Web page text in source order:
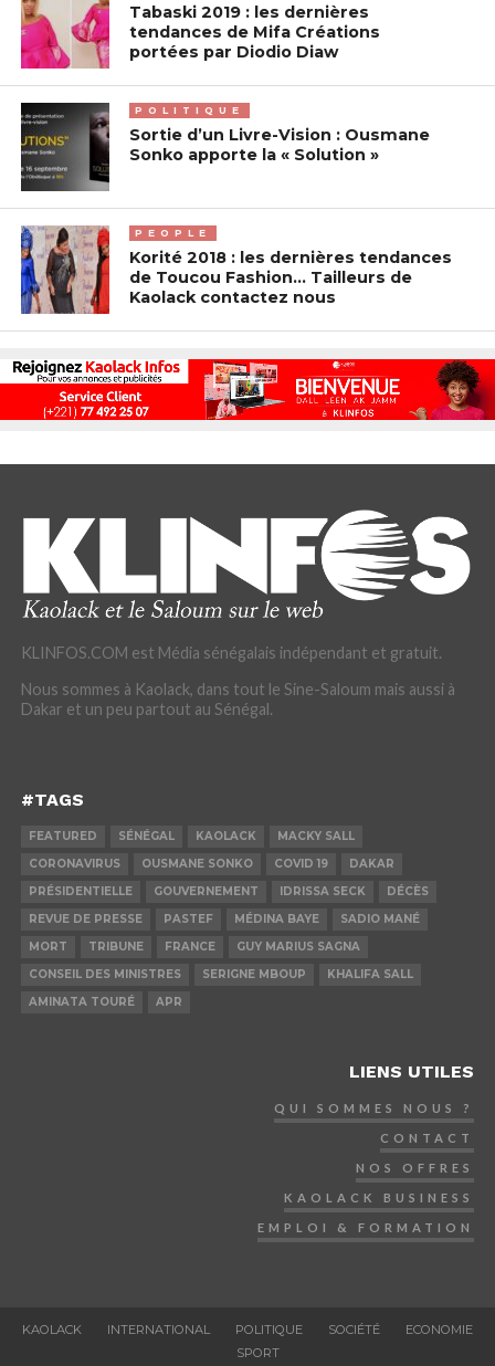
Tabaski 2019 : les dernières
tendances de Mifa Créations
portées par Diodio Diaw
POLITIQUE
Sortie d’un Livre-Vision : Ousmane
Sonko apporte la « Solution »
PEOPLE
Korité 2018 : les dernières tendances
de Toucou Fashion… Tailleurs de
Kaolack contactez nous
KLINFOS.COM est Média sénégalais indépendant et gratuit.
Nous sommes à Kaolack, dans tout le Sine-Saloum mais aussi à
Dakar et un peu partout au Sénégal.
#TAGS
FEATURED SÉNÉGAL KAOLACK
MACKY SALL
CORONAVIRUS
OUSMANE SONKO COVID 19
DAKAR
PRÉSIDENTIELLE
GOUVERNEMENT IDRISSA SECK
DÉCÈS
REVUE DE PRESSE
PASTEF MÉDINA BAYE
SADIO MANÉ
MORT
TRIBUNE FRANCE
GUY MARIUS SAGNA
CONSEIL DES MINISTRES
SERIGNE MBOUP
KHALIFA SALL
AMINATA TOURÉ
APR
LIENS UTILES
QUI SOMMES NOUS ?
CONTACT
NOS OFFRES
KAOLACK BUSINESS
EMPLOI & FORMATION
KAOLACK INTERNATIONAL POLITIQUE SOCIÉTÉ
ECONOMIE
SPORT